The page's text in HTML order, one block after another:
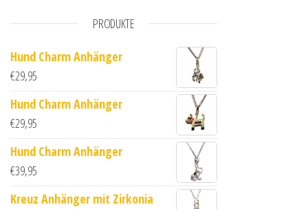
PRODUKTE
Hund Charm Anhänger
€29,95
Hund Charm Anhänger
€29,95
Hund Charm Anhänger
€39,95
Kreuz Anhänger mit Zirkonia